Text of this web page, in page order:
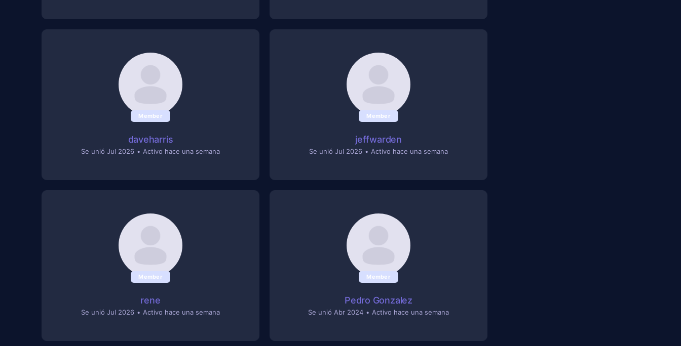
Member
daveharris
Se unió Jul 2026 • Activo hace una semana
Member
jeffwarden
Se unió Jul 2026 • Activo hace una semana
Member
rene
Se unió Jul 2026 • Activo hace una semana
Member
Pedro Gonzalez
Se unió Abr 2024 • Activo hace una semana